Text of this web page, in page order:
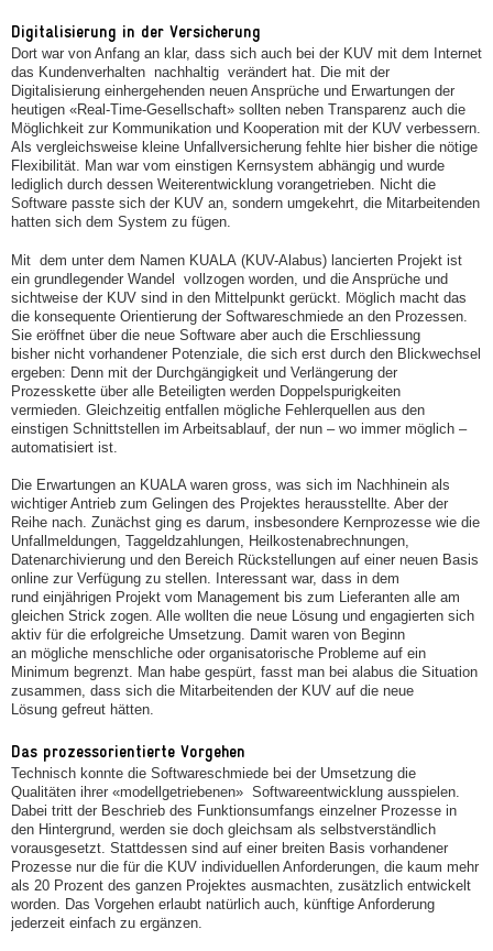
Digitalisierung in der Versicherung
Dort war von Anfang an klar, dass sich auch bei der KUV mit dem Internet
das Kundenverhalten nachhaltig verändert hat. Die mit der
Digitalisierung einhergehenden neuen Ansprüche und Erwartungen der
heutigen «Real-Time-Gesellschaft» sollten neben Transparenz auch die
Möglichkeit zur Kommunikation und Kooperation mit der KUV verbessern.
Als vergleichsweise kleine Unfallversicherung fehlte hier bisher die nötige
Flexibilität. Man war vom einstigen Kernsystem abhängig und wurde
lediglich durch dessen Weiterentwicklung vorangetrieben. Nicht die
Software passte sich der KUV an, sondern umgekehrt, die Mitarbeitenden
hatten sich dem System zu fügen.
Mit dem unter dem Namen KUALA (KUV-Alabus) lancierten Projekt ist
ein grundlegender Wandel vollzogen worden, und die Ansprüche und
sichtweise der KUV sind in den Mittelpunkt gerückt. Möglich macht das
die konsequente Orientierung der Softwareschmiede an den Prozessen.
Sie eröffnet über die neue Software aber auch die Erschliessung
bisher nicht vorhandener Potenziale, die sich erst durch den Blickwechsel
ergeben: Denn mit der Durchgängigkeit und Verlängerung der
Prozesskette über alle Beteiligten werden Doppelspurigkeiten
vermieden. Gleichzeitig entfallen mögliche Fehlerquellen aus den
einstigen Schnittstellen im Arbeitsablauf, der nun – wo immer möglich –
automatisiert ist.
Die Erwartungen an KUALA waren gross, was sich im Nachhinein als
wichtiger Antrieb zum Gelingen des Projektes herausstellte. Aber der
Reihe nach. Zunächst ging es darum, insbesondere Kernprozesse wie die
Unfallmeldungen, Taggeldzahlungen, Heilkostenabrechnungen,
Datenarchivierung und den Bereich Rückstellungen auf einer neuen Basis
online zur Verfügung zu stellen. Interessant war, dass in dem
rund einjährigen Projekt vom Management bis zum Lieferanten alle am
gleichen Strick zogen. Alle wollten die neue Lösung und engagierten sich
aktiv für die erfolgreiche Umsetzung. Damit waren von Beginn
an mögliche menschliche oder organisatorische Probleme auf ein
Minimum begrenzt. Man habe gespürt, fasst man bei alabus die Situation
zusammen, dass sich die Mitarbeitenden der KUV auf die neue
Lösung gefreut hätten.
Das prozessorientierte Vorgehen
Technisch konnte die Softwareschmiede bei der Umsetzung die
Qualitäten ihrer «modellgetriebenen» Softwareentwicklung ausspielen.
Dabei tritt der Beschrieb des Funktionsumfangs einzelner Prozesse in
den Hintergrund, werden sie doch gleichsam als selbstverständlich
vorausgesetzt. Stattdessen sind auf einer breiten Basis vorhandener
Prozesse nur die für die KUV individuellen Anforderungen, die kaum mehr
als 20 Prozent des ganzen Projektes ausmachten, zusätzlich entwickelt
worden. Das Vorgehen erlaubt natürlich auch, künftige Anforderung
jederzeit einfach zu ergänzen.